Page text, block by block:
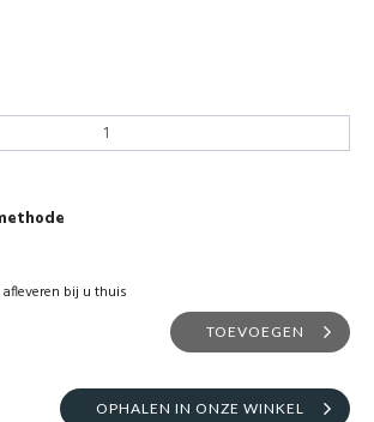
bij u thuis
TOEVOEGEN
OPHALEN IN ONZE WINKEL